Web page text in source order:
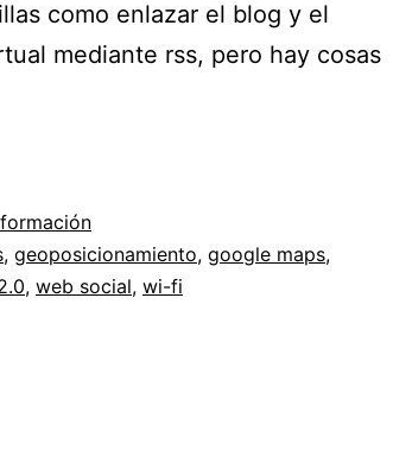
como enlazar el blog y el
mediante rss, pero hay cosas
, geoposicionamiento, google maps,
, web social, wi-fi